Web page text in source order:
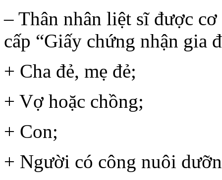
– Thân nhân liệt sĩ được
cấp “Giấy chứng nhận gia
+ Cha đẻ, mẹ đẻ;
+ Vợ hoặc chồng;
+ Con;
+ Người có công nuôi